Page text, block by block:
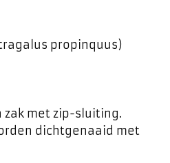
propinquus)
met zip-sluiting.
dichtgenaaid met